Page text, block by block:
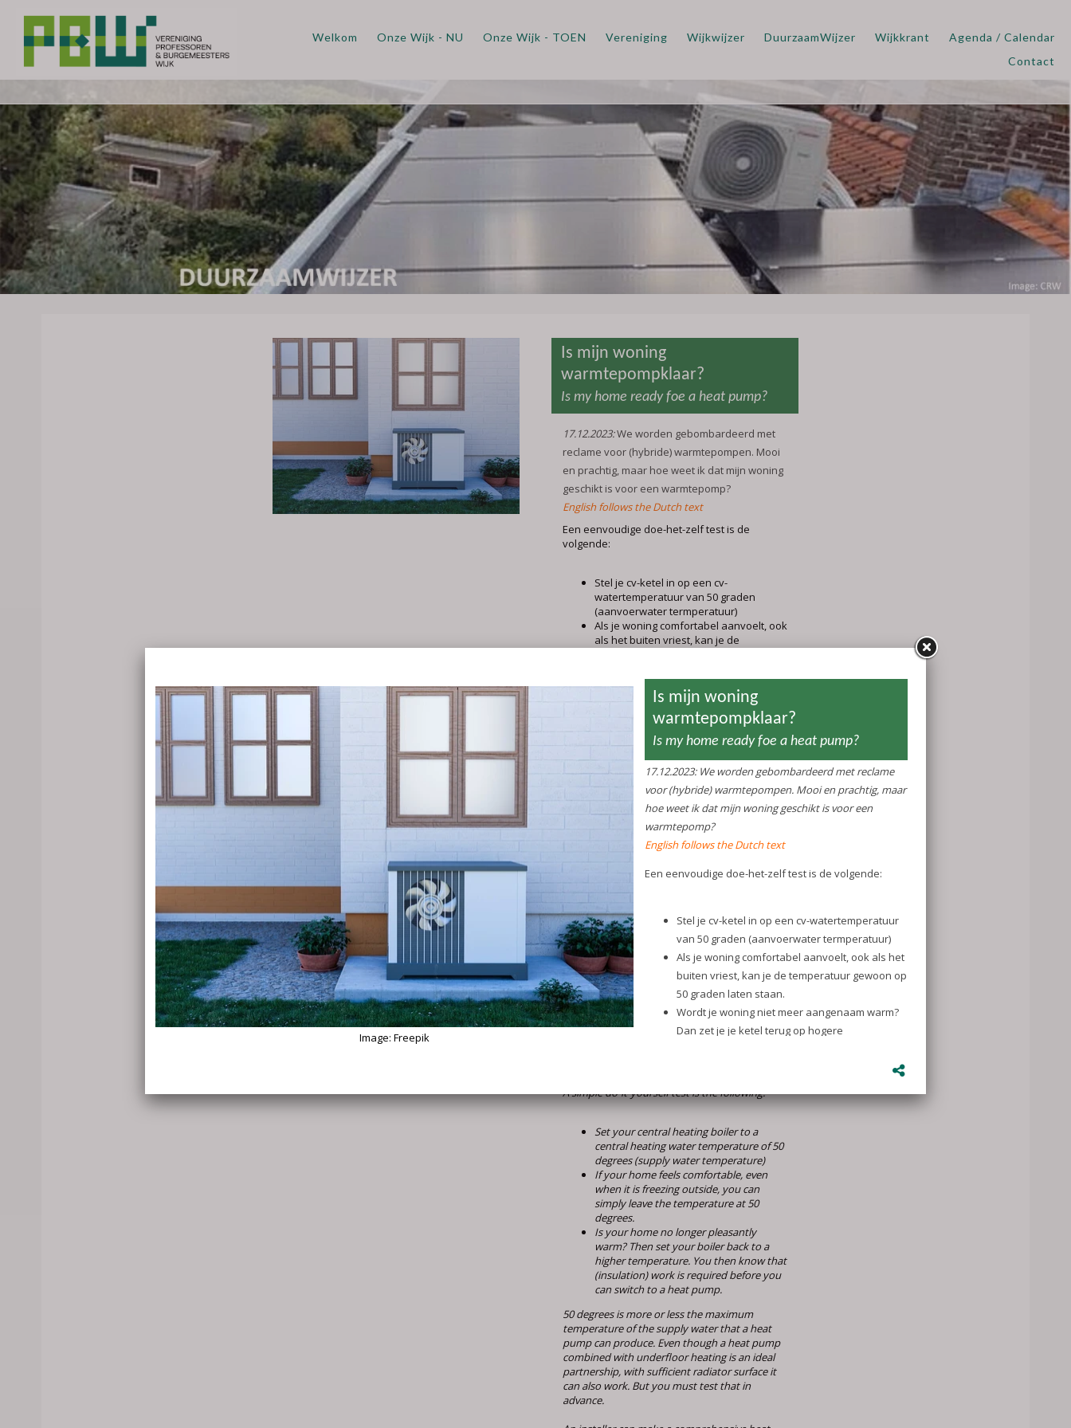
Welkom Onze Wijk - NU Onze Wijk - TOEN Vereniging Wijkwijzer DuurzaamWijzer Wijkkrant
Agenda / Calendar
Contact
Is mijn woning
warmtepompklaar?
Is my home ready foe a heat pump?
17.12.2023:We worden gebombardeerd met
reclame voor (hybride) warmtepompen. Mooi
en prachtig, maar hoe weet ik dat mijn woning
geschikt is voor een warmtepomp?
English follows the Dutch text
Een eenvoudige doe-het-zelf test is de
volgende:
Stel je cv-ketel in op een cv-
watertemperatuur van 50 graden
(aanvoerwater termperatuur)
Als je woning comfortabel aanvoelt, ook
als het buiten vriest, kan je de
Wordt je woning niet meer aangenaam
warm? Dan zet je je ketel terug op
hogere temperatuur.
Je weet dan dat er (isolatie)werk nodig
is voordat je kan overstappen op een
50 graden is namelijk zo'n beetje de maximum
temperatuur van het aanvoerwater die een
warmtepomp kan produceren. Ook al is een
een warmtepomp gecombineerd met
vloerverwarming een ideaal partnerschap,
met voldoende radiatoroppervlak kan het ook
warmtevraag berekening voor je woning
maken.
Doe de 50 graden test
Is my home heat pump ready?
We are bombarded with advertisements for
(hybrid) heat pumps. Nice and beautiful, but
A simple do-it-yourself test is the following:
Set your central heating boiler to a
central heating water temperature of 50
degrees (supply water temperature)
If your home feels comfortable, even
when it is freezing outside, you can
simply leave the temperature at 50
degrees.
Is your home no longer pleasantly
warm? Then set your boiler back to a
higher temperature. You then know that
(insulation) work is required before you
can switch to a heat pump.
50 degrees is more or less the maximum
temperature of the supply water that a heat
pump can produce. Even though a heat pump
combined with underfloor heating is an ideal
partnership, with sufficient radiator surface it
can also work. But you must test that in
advance.